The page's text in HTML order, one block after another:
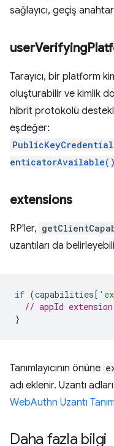
sağlayıcı, geçiş
userVerifying
Tarayıcı, bir platform
oluşturabilir ve kimlik
hibrit protokolü
eşdeğer:
enticatorAvailable()
extensions
RP'ler,
uzantıları da
if (capabilities[
// appId
}
Tanımlayıcının önüne
adı eklenir. Uzantı
WebAuthn Uzantı
Daha fazla bilgi